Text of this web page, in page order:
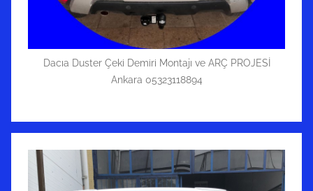
Dacıa Duster Çeki Demiri Montajı ve ARÇ PROJESİ
Ankara 05323118894